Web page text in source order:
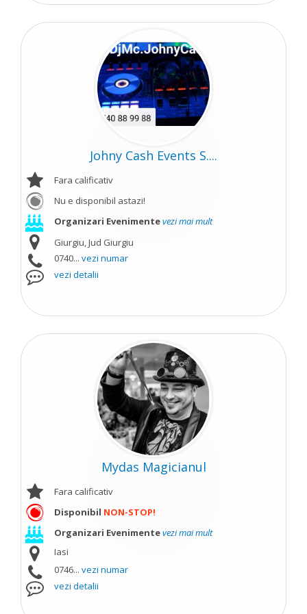
Johny Cash Events S....
Fara calificativ
Nu e disponibil astazi!
Organizari Evenimentevezi mai mult
Giurgiu, Jud Giurgiu
0740... vezi numar
vezi detalii
Mydas Magicianul
Fara calificativ
Disponibil NON-STOP!
Organizari Evenimentevezi mai mult
Iasi
0746... vezi numar
vezi detalii